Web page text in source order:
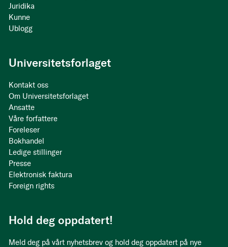
Juridika
Kunne
Ublogg
Universitetsforlaget
Kontakt oss
Om Universitetsforlaget
Ansatte
Våre forfattere
Foreleser
Bokhandel
Ledige stillinger
Presse
Elektronisk faktura
Foreign rights
Hold deg oppdatert!
Meld deg på vårt nyhetsbrev og hold deg oppdatert på nye